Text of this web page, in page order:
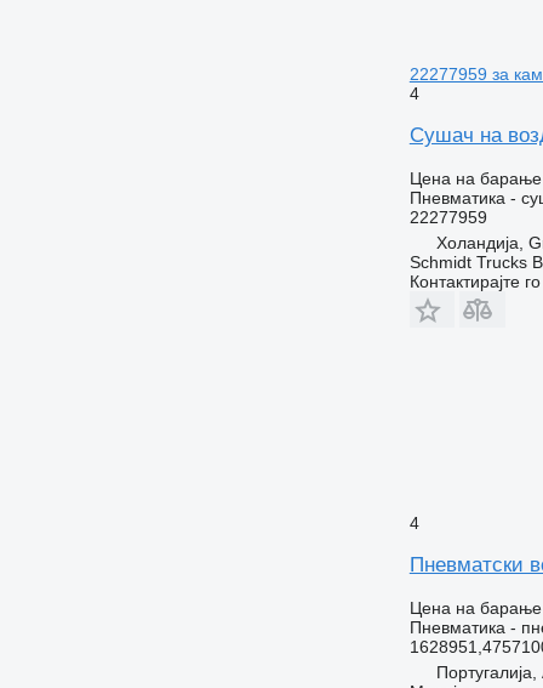
22277959 за
4
Сушач на
Цена на барање
Пневматика -
22277959
Холандија,
Schmidt Trucks
Контактирајте
4
Пневматски
Цена на барање
Пневматика -